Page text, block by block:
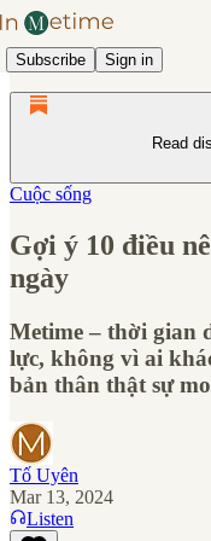
Subscribe Sign in
Read
Cuộc sống
Gợi ý 10 điều
ngày
Metime – thời gian
lực, không vì ai
bản thân thật sự
Tố Uyên
Mar 13, 2024
Listen